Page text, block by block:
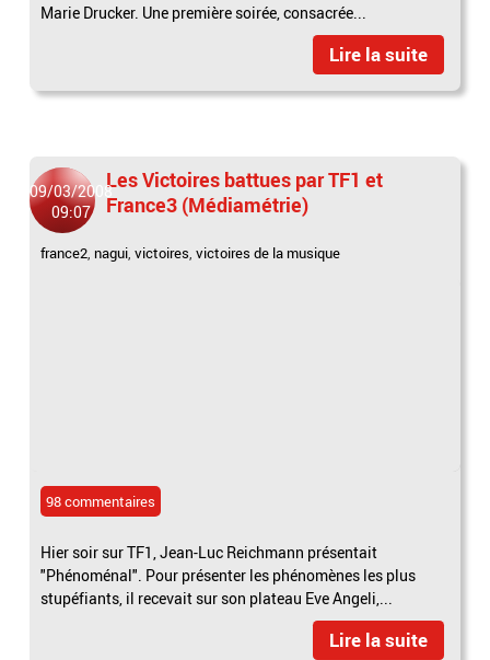
Marie Drucker. Une première soirée, consacrée...
Lire la suite
09/03/2008
09:07
Les Victoires battues par TF1 et
France3 (Médiamétrie)
france2, nagui,victoires,victoires de la musique
98 commentaires
Hier soir sur TF1, Jean-Luc Reichmann présentait
"Phénoménal". Pour présenter les phénomènes les plus
stupéfiants, il recevait sur son plateau Eve Angeli,...
Lire la suite